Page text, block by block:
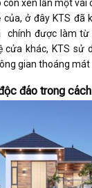
xen lẫn một vài
của, ở đây KTS đã
chính được làm
cửa khác, KTS sử
gian thoáng mát
đáo trong